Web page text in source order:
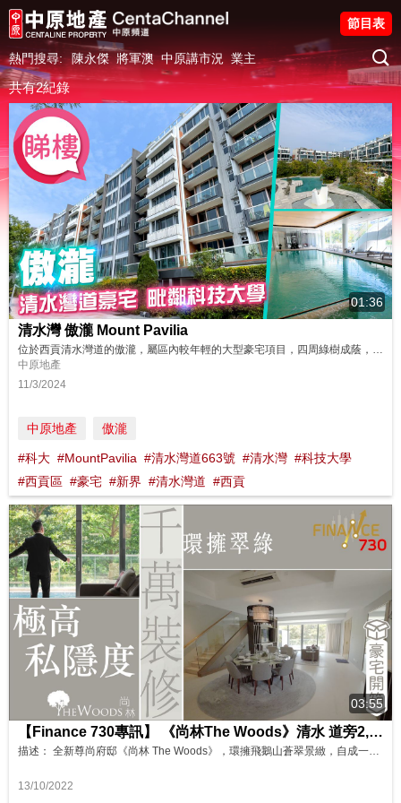
熱門搜尋: 陳永傑 將軍澳 中原講市況 業主
節目表
共有2紀錄
01:36
清水灣 傲瀧 Mount Pavilia
中原地產
11/3/2024
中原地產 傲瀧
#科大 #MountPavilia #清水灣道663號 #清水灣 #科技大學
#西貢區 #豪宅 #新界 #清水灣道 #西貢
03:55
【Finance 730專訊】 《尚林The Woods》清水 道旁2,238呎獨立屋環擁翠綠 ！私隱地段千萬裝修
13/10/2022